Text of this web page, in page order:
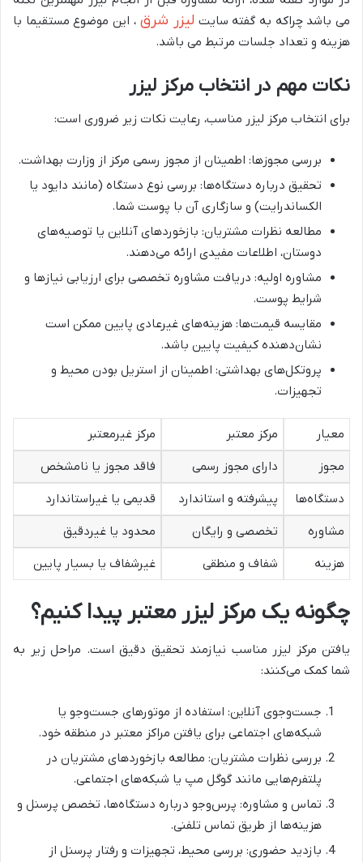
می باشد چراکه به گفته سایت لیزر شرق، این موضوع مستقیما با
هزینه و تعداد جلسات مرتبط می باشد.
نکات مهم در انتخاب مرکز لیزر
برای انتخاب مرکز لیزر مناسب، رعایت نکات زیر ضروری است:
بررسی مجوزها: اطمینان از مجوز رسمی مرکز از وزارت بهداشت.
تحقیق درباره دستگاه‌ها: بررسی نوع دستگاه (مانند دایود یا
الکساندرایت) و سازگاری آن با پوست شما.
مطالعه نظرات مشتریان: بازخوردهای آنلاین یا توصیه‌های
دوستان، اطلاعات مفیدی ارائه می‌دهند.
مشاوره اولیه: دریافت مشاوره تخصصی برای ارزیابی نیازها و
شرایط پوست.
مقایسه قیمت‌ها: هزینه‌های غیرعادی پایین ممکن است
نشان‌دهنده کیفیت پایین باشد.
پروتکل‌های بهداشتی: اطمینان از استریل بودن محیط و
تجهیزات.
معیار مرکز معتبر
مرکز غیرمعتبر
مجوز
دارای مجوز رسمی
فاقد مجوز یا نامشخص
دستگاه‌ها
پیشرفته و استاندارد
قدیمی یا غیراستاندارد
مشاوره
تخصصی و رایگان
محدود یا غیردقیق
هزینه
شفاف و منطقی غیرشفاف یا بسیار پایین
چگونه یک مرکز لیزر معتبر پیدا کنیم؟
یافتن مرکز لیزر مناسب نیازمند تحقیق دقیق است. مراحل زیر به
شما کمک می‌کنند:
جست‌وجوی آنلاین: استفاده از موتورهای جست‌وجو یا
شبکه‌های اجتماعی برای یافتن مراکز معتبر در منطقه خود.
بررسی نظرات مشتریان: مطالعه بازخوردهای مشتریان در
پلتفرم‌هایی مانند گوگل مپ یا شبکه‌های اجتماعی.
تماس و مشاوره: پرس‌وجو درباره دستگاه‌ها، تخصص پرسنل و
هزینه‌ها از طریق تماس تلفنی.
بازدید حضوری: بررسی محیط، تجهیزات و رفتار پرسنل از